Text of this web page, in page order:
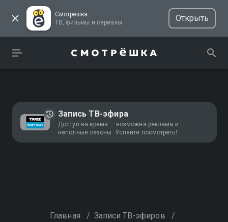
Смотрёшка
ТВ, фильмы и сериалы
Открыть
Запись ТВ-эфира
Доступ на время — возможна реклама и
неполные сезоны. Успейте посмотреть!
Главная / Записи ТВ-эфиров /